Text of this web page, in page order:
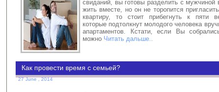
свиданий, вы готовы разделить с мужчиной
жить вместе, но он не торопится
квартиру, то стоит прибегнуть к пяти
которые подтолкнут молодого человека
апартаментов. Кстати, если Вы
можно Читать дальше..
Как провести время с семьей?
27 June , 2014